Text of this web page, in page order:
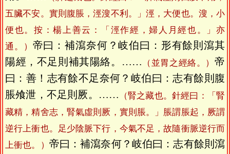
五臟不安。實則腹脹，涇溲不利。」涇，大便也。溲，小
便也。按：楊上善云：「涇作經，婦人月經也。」亦
通。） 帝曰：補瀉奈何？岐伯曰：形有餘則瀉其
陽經，不足則補其陽絡。…… （並胃之經絡。）帝
曰：善！志有餘不足奈何？岐伯曰：志有餘則腹
脹飧泄，不足則厥。…… （腎之藏也。針經曰：「腎
藏精，精舍志，腎氣虛則厥，實則脹。」脹謂脹起，厥謂
逆行上衝也。足少陰脈下行，今氣不足，故隨衝脈逆行而
上衝也。） 帝曰：補瀉奈何？岐伯曰：志有餘則瀉